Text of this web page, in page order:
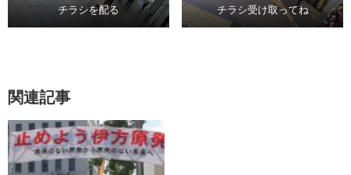
チラシを配る チラシ受け取ってね
関連記事